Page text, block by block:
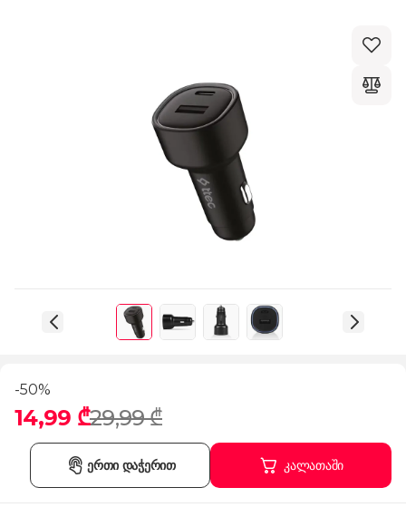
-50%
14,99 ₾29,99 ₾
კალათაში
ერთი დაჭერით